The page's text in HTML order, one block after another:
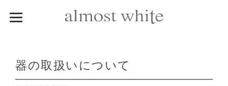
器の取扱いについて